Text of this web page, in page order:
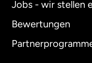
Jobs - wir stellen
Bewertungen